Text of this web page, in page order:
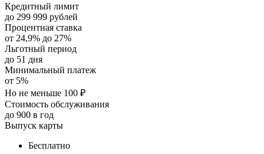
Кредитный лимит
до 299 999 рублей
Процентная ставка
от 24,9% до 27%
Льготный период
до 51 дня
Минимальный платеж
от 5%
Но не меньше 100 ₽
Стоимость обслуживания
до 900 в год
Выпуск карты
Бесплатно